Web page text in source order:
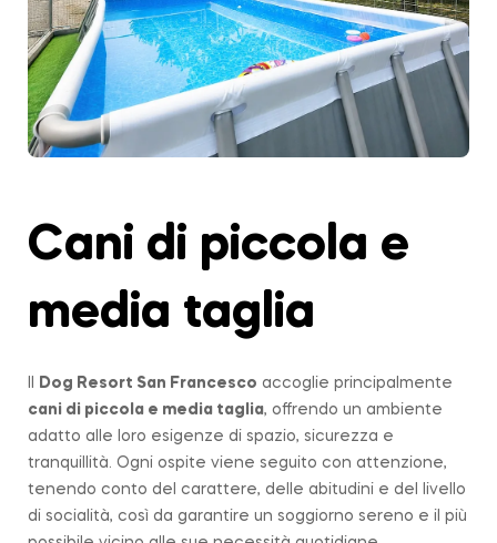
Cani di piccola e
media taglia
Dog Resort San Francesco accoglie principalmente
cani di piccola e media taglia, offrendo un ambiente
adatto alle loro esigenze di spazio, sicurezza e
tranquillità. Ogni ospite viene seguito con attenzione,
tenendo conto del carattere, delle abitudini e del livello
di socialità, così da garantire un soggiorno sereno e il più